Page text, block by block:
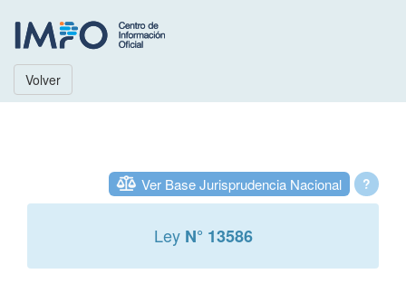
Volver
?
Ver Base Jurisprudencia Nacional
Ley N° 13586